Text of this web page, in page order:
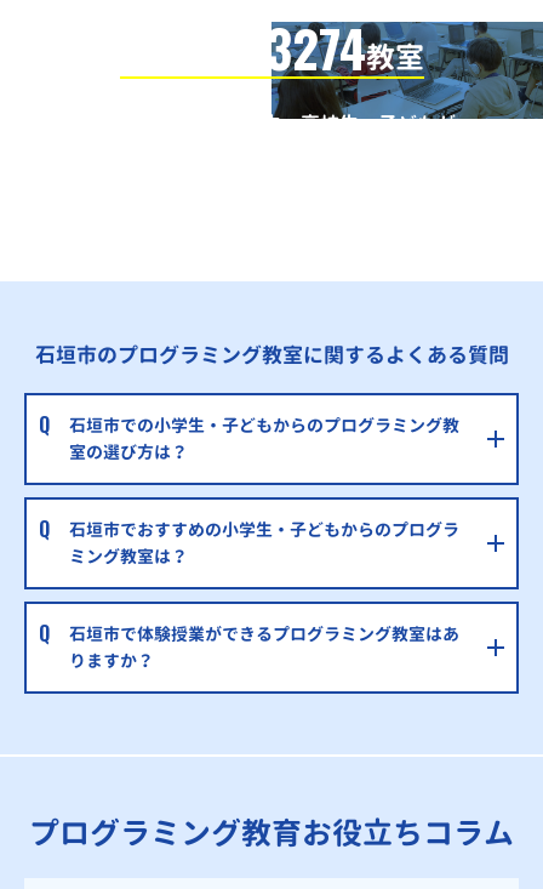
3274教室
全国の小学生・中学生・高校生・子どもが
石垣市のプログラミング教室に関するよくある質問
石垣市での小学生・子どもからのプログラミング教
室の選び方は？
石垣市でおすすめの小学生・子どもからのプログラ
ミング教室は？
石垣市で体験授業ができるプログラミング教室はあ
りますか？
プログラミング教育お役立ちコラム